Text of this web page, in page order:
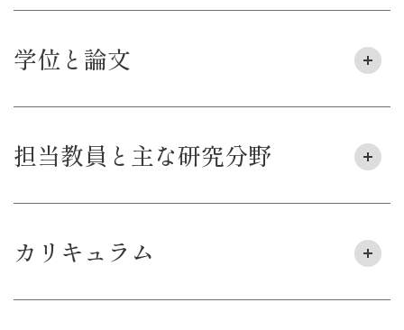
学位と論文
担当教員と主な研究分野
カリキュラム